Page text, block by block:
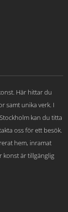
Här hittar du
samt unika verk. I
kan du titta
oss för ett besök.
hem, inramat
konst är tillgänglig